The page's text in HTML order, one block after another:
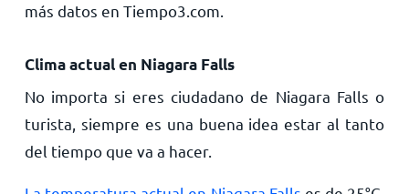
más datos en Tiempo3.com.
Clima actual en Niagara Falls
No importa si eres ciudadano de Niagara Falls o
turista, siempre es una buena idea estar al tanto
del tiempo que va a hacer.